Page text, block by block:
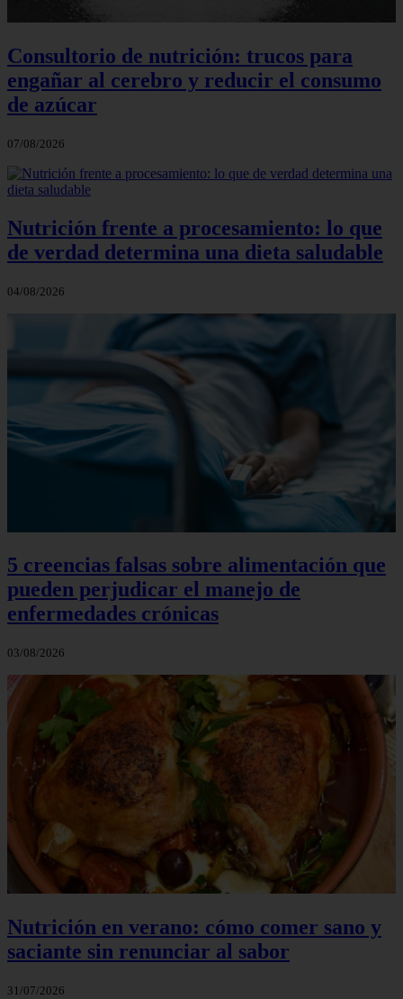
Consultorio de nutrición: trucos para
engañar al cerebro y reducir el consumo
de azúcar
07/08/2026
Nutrición frente a procesamiento: lo que
de verdad determina una dieta saludable
04/08/2026
5 creencias falsas sobre alimentación que
pueden perjudicar el manejo de
enfermedades crónicas
03/08/2026
Nutrición en verano: cómo comer sano y
saciante sin renunciar al sabor
31/07/2026